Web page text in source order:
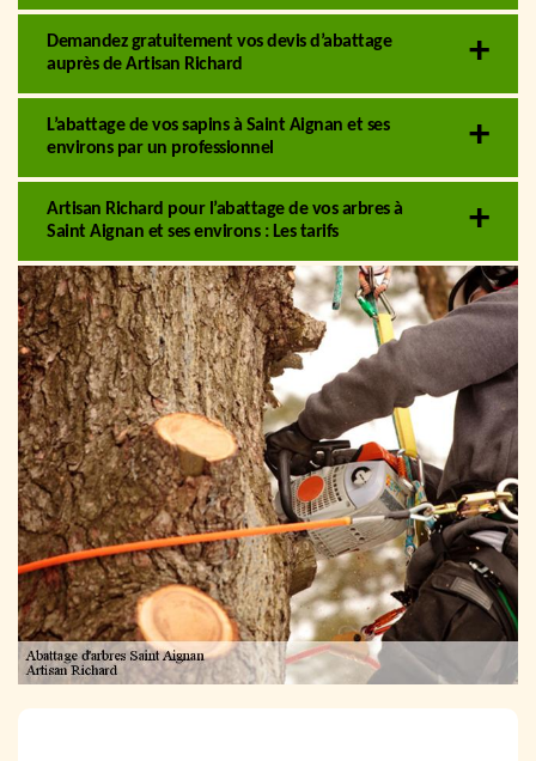
Demandez gratuitement vos devis d’abattage
auprès de Artisan Richard
L’abattage de vos sapins à Saint Aignan et ses
environs par un professionnel
Artisan Richard pour l’abattage de vos arbres à
Saint Aignan et ses environs : Les tarifs